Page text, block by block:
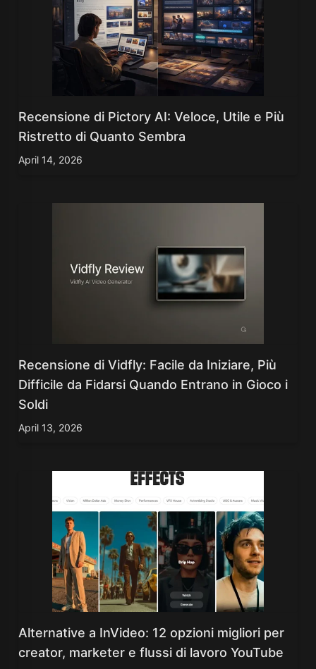
Recensione di Pictory AI: Veloce, Utile e Più
Ristretto di Quanto Sembra
April 14, 2026
Recensione di Vidfly: Facile da Iniziare, Più
Difficile da Fidarsi Quando Entrano in Gioco i
Soldi
April 13, 2026
Alternative a InVideo: 12 opzioni migliori per
creator, marketer e flussi di lavoro YouTube